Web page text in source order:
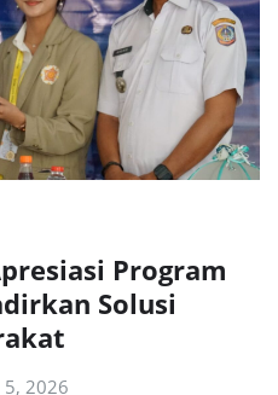
Program
Solusi
5, 2026